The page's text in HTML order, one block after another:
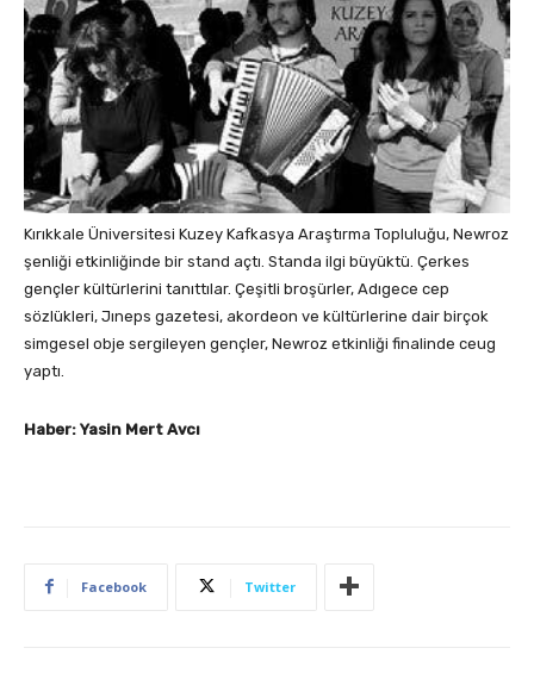
Kırıkkale Üniversitesi Kuzey Kafkasya Araştırma Topluluğu, Newroz
şenliği etkinliğinde bir stand açtı. Standa ilgi büyüktü. Çerkes
gençler kültürlerini tanıttılar. Çeşitli broşürler, Adıgece cep
sözlükleri, Jıneps gazetesi, akordeon ve kültürlerine dair birçok
simgesel obje sergileyen gençler, Newroz etkinliği finalinde ceug
yaptı.
Haber: Yasin Mert Avcı
Facebook Twitter